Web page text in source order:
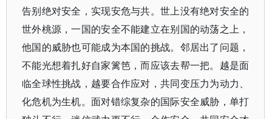
告别绝对安全，实现安危与共。世上没有绝对安全的
世外桃源，一国的安全不能建立在别国的动荡之上，
他国的威胁也可能成为本国的挑战。邻居出了问题，
不能光想着扎好自家篱笆，而应该去帮一把。越是面
临全球性挑战，越要合作应对，共同变压力为动力、
化危机为生机。面对错综复杂的国际安全威胁，单打